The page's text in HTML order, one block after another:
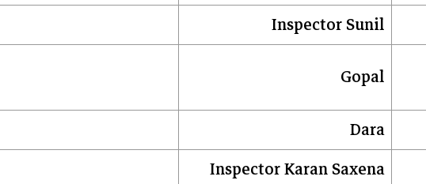
Inspector Sunil
Gopal
Dara
Inspector Karan Saxena